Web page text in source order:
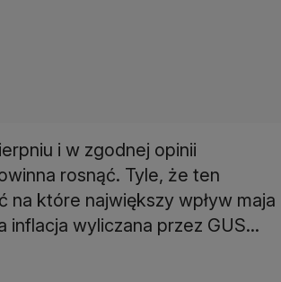
i w zgodnej opinii
rosnąć. Tyle, że ten
które największy wpływ maja
wyliczana przez GUS...